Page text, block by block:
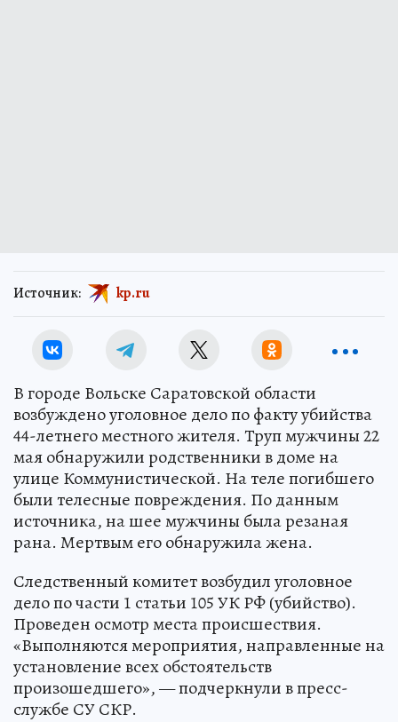
Источник: kp.ru
В городе Вольске Саратовской области
возбуждено уголовное дело по факту убийства
44-летнего местного жителя. Труп мужчины 22
мая обнаружили родственники в доме на
улице Коммунистической. На теле погибшего
были телесные повреждения. По данным
источника, на шее мужчины была резаная
рана. Мертвым его обнаружила жена.
Следственный комитет возбудил уголовное
дело по части 1 статьи 105 УК РФ (убийство).
Проведен осмотр места происшествия.
«Выполняются мероприятия, направленные на
установление всех обстоятельств
произошедшего», — подчеркнули в пресс-
службе СУ СКР.